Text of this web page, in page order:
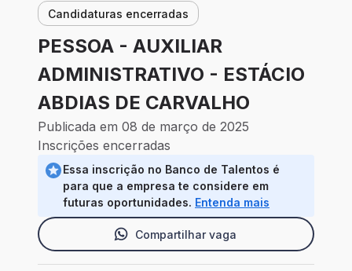
Candidaturas encerradas
PESSOA - AUXILIAR
ADMINISTRATIVO - ESTÁCIO
ABDIAS DE CARVALHO
Publicada em 08 de março de 2025
Inscrições encerradas
Essa inscrição no Banco de Talentos é
para que a empresa te considere em
futuras oportunidades. Entenda mais
Compartilhar vaga